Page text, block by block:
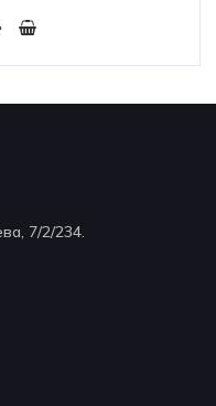
7/2/234.